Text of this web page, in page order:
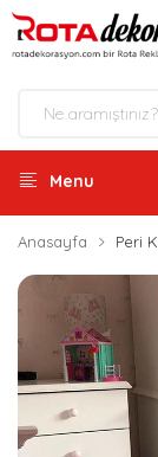
Menu
Anasayfa Peri